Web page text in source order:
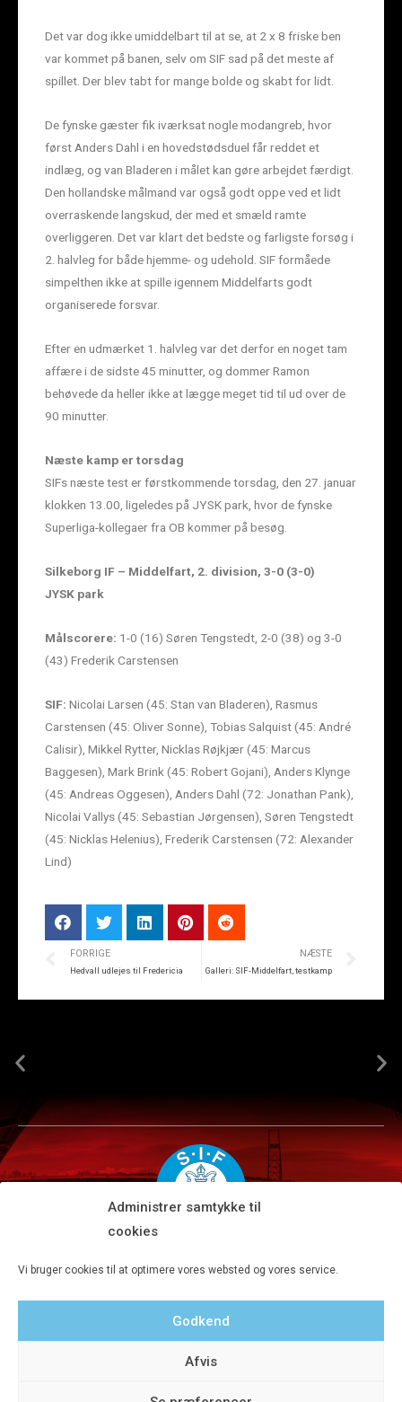
Administrer samtykke til
cookies
Vi bruger cookies til at optimere vores websted og vores service.
Godkend
Afvis
Det var dog ikke umiddelbart til at se, at 2 x 8 friske ben
var kommet på banen, selv om SIF sad på det meste af
spillet. Der blev tabt for mange bolde og skabt for lidt.
De fynske gæster fik iværksat nogle modangreb, hvor
først Anders Dahl i en hovedstødsduel får reddet et
indlæg, og van Bladeren i målet kan gøre arbejdet færdigt.
Den hollandske målmand var også godt oppe ved et lidt
overraskende langskud, der med et smæld ramte
overliggeren. Det var klart det bedste og farligste forsøg i
2. halvleg for både hjemme- og udehold. SIF formåede
simpelthen ikke at spille igennem Middelfarts godt
organiserede forsvar.
Efter en udmærket 1. halvleg var det derfor en noget tam
affære i de sidste 45 minutter, og dommer Ramon
behøvede da heller ikke at lægge meget tid til ud over de
90 minutter.
Næste kamp er torsdag
SIFs næste test er førstkommende torsdag, den 27. januar
klokken 13.00, ligeledes på JYSK park, hvor de fynske
Superliga-kollegaer fra OB kommer på besøg.
Silkeborg IF – Middelfart, 2. division, 3-0 (3-0)
JYSK park
Målscorere: 1-0 (16) Søren Tengstedt, 2-0 (38) og 3-0
(43) Frederik Carstensen
SIF: Nicolai Larsen (45: Stan van Bladeren), Rasmus
Carstensen (45: Oliver Sonne), Tobias Salquist (45: André
Calisir), Mikkel Rytter, Nicklas Røjkjær (45: Marcus
Baggesen), Mark Brink (45: Robert Gojani), Anders Klynge
(45: Andreas Oggesen), Anders Dahl (72: Jonathan Pank),
Nicolai Vallys (45: Sebastian Jørgensen), Søren Tengstedt
(45: Nicklas Helenius), Frederik Carstensen (72: Alexander
Lind)
FORRIGE
Hedvall udlejes til Fredericia
NÆSTE
Galleri: SIF-Middelfart, testkamp
Tlf 8680 4477 · Fax 8680 4647 · Kontortid man-fre kl. 9-15